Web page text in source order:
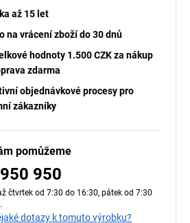
až 15 let
na vrácení zboží do 30 dnů
hodnoty 1.500 CZK za nákup
zdarma
objednávkové procesy pro
zákazníky
pomůžeme
950
čtvrtek od 7:30 do 16:30, pátek od 7:30
dotazy k tomuto výrobku?